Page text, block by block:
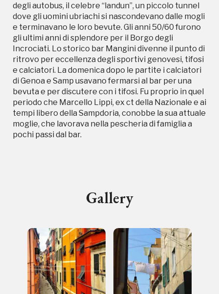
degli autobus, il celebre “landun”, un piccolo tunnel
dove gli uomini ubriachi si nascondevano dalle mogli
e terminavano le loro bevute. Gli anni 50/60 furono
gli ultimi anni di splendore per il Borgo degli
Incrociati. Lo storico bar Mangini divenne il punto di
ritrovo per eccellenza degli sportivi genovesi, tifosi
e calciatori. La domenica dopo le partite i calciatori
di Genoa e Samp usavano fermarsi al bar per una
bevuta e per discutere con i tifosi. Fu proprio in quel
periodo che Marcello Lippi, ex ct della Nazionale e ai
tempi libero della Sampdoria, conobbe la sua attuale
moglie, che lavorava nella pescheria di famiglia a
pochi passi dal bar.
Gallery
Campagne in corso in questo
luogo
I Luoghi del Cuore
Storico campagne in questo
luogo